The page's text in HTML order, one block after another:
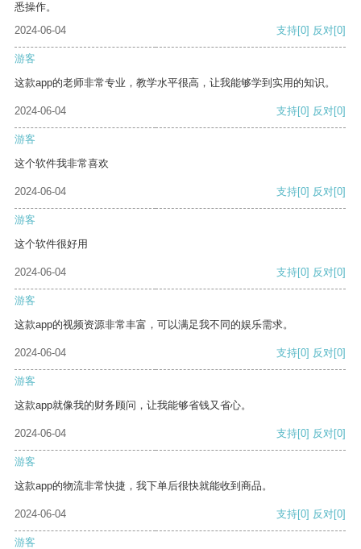
悉操作。
2024-06-04
支持[0] 反对[0]
游客
这款app的老师非常专业，教学水平很高，让我能够学到实用的知识。
2024-06-04 支持[0] 反对[0]
游客
这个软件我非常喜欢
2024-06-04 支持[0] 反对[0]
游客
这个软件很好用
2024-06-04 支持[0] 反对[0]
游客
这款app的视频资源非常丰富，可以满足我不同的娱乐需求。
2024-06-04 支持[0] 反对[0]
游客
这款app就像我的财务顾问，让我能够省钱又省心。
2024-06-04 支持[0] 反对[0]
游客
这款app的物流非常快捷，我下单后很快就能收到商品。
2024-06-04 支持[0] 反对[0]
游客